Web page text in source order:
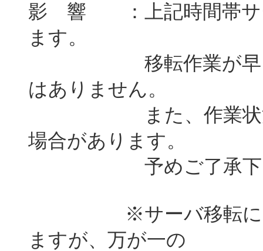
影 響 ：上記時間帯サ
ます。
移転作業が早く終
はありません。
また、作業状況に
場合があります。
予めご了承下
※サーバ移転には最
ますが、万が一の